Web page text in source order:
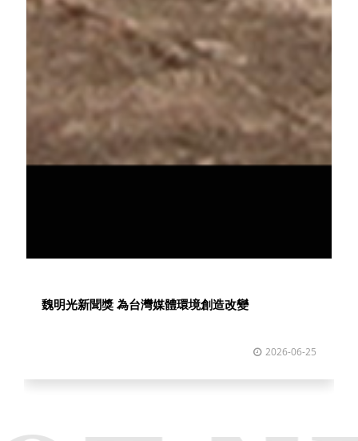
魏明光新聞獎 為台灣媒體環境創造改變
2026-06-25